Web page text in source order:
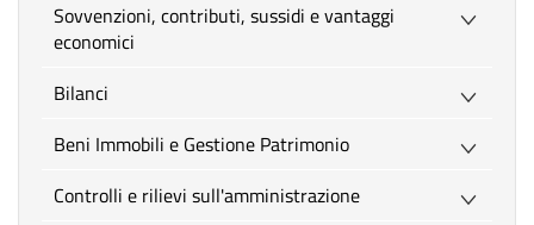
Sovvenzioni, contributi, sussidi e vantaggi
economici
Bilanci
Beni Immobili e Gestione Patrimonio
Controlli e rilievi sull'amministrazione